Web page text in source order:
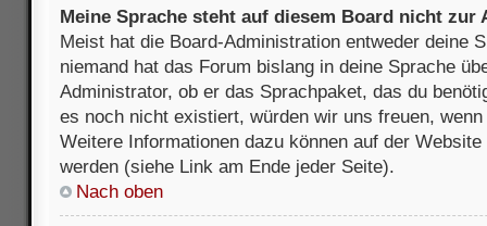
Meine Sprache steht auf diesem Board nicht zur
Meist hat die Board-Administration entweder deine
niemand hat das Forum bislang in deine Sprache
Administrator, ob er das Sprachpaket, das du
es noch nicht existiert, würden wir uns freuen,
Weitere Informationen dazu können auf der
werden (siehe Link am Ende jeder Seite).
Nach oben